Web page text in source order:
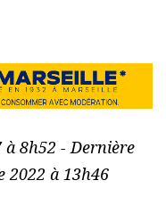
à 8h52 - Dernière
2022 à 13h46